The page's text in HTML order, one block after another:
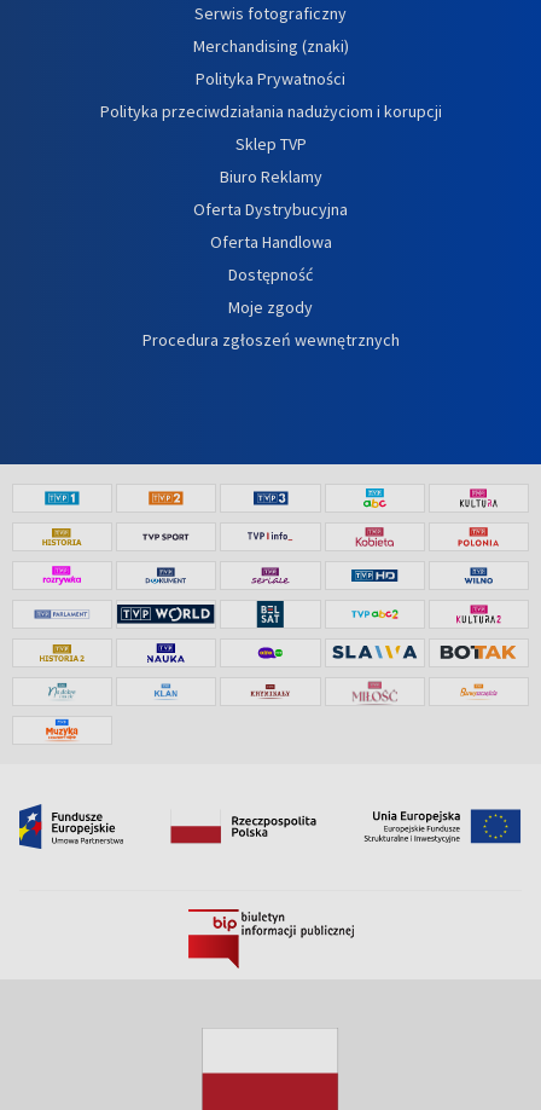
Serwis fotograficzny
Merchandising (znaki)
Polityka Prywatności
Polityka przeciwdziałania nadużyciom i korupcji
Sklep TVP
Biuro Reklamy
Oferta Dystrybucyjna
Oferta Handlowa
Dostępność
Moje zgody
Procedura zgłoszeń wewnętrznych